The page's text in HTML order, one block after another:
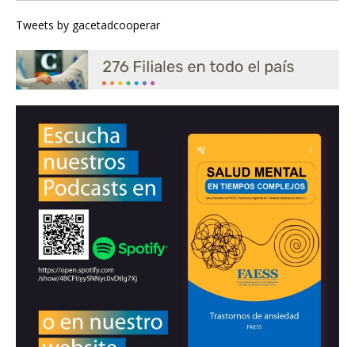
Tweets by gacetadcooperar